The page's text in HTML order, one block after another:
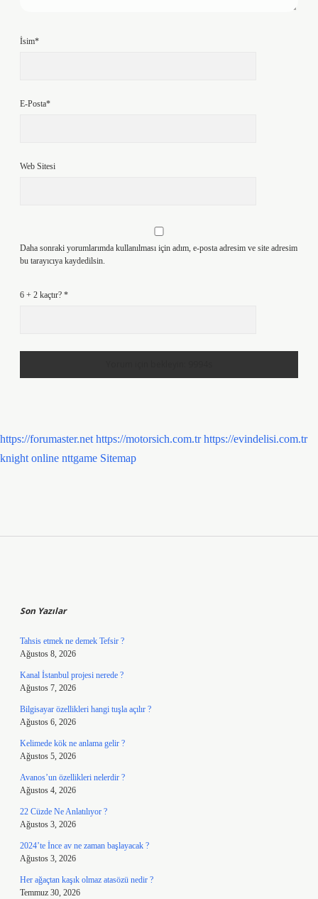
İsim*
E-Posta*
Web Sitesi
Daha sonraki yorumlarımda kullanılması için adım, e-posta adresim ve site adresim
bu tarayıcıya kaydedilsin.
6 + 2 kaçtır? *
https://forumaster.net https://motorsich.com.tr https://evindelisi.com.tr
knight online nttgame Sitemap
Son Yazılar
Tahsis etmek ne demek Tefsir ?
Ağustos 8, 2026
Kanal İstanbul projesi nerede ?
Ağustos 7, 2026
Bilgisayar özellikleri hangi tuşla açılır ?
Ağustos 6, 2026
Kelimede kök ne anlama gelir ?
Ağustos 5, 2026
Avanos’un özellikleri nelerdir ?
Ağustos 4, 2026
22 Cüzde Ne Anlatılıyor ?
Ağustos 3, 2026
2024’te İnce av ne zaman başlayacak ?
Ağustos 3, 2026
Her ağaçtan kaşık olmaz atasözü nedir ?
Temmuz 30, 2026